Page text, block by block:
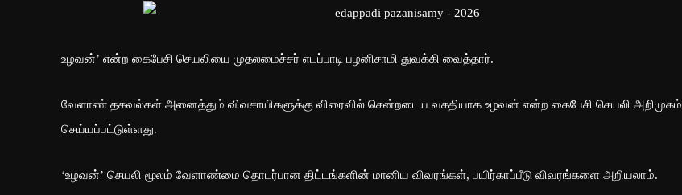
உழவன்’ என்ற கைபேசி செயலியை முதலமைச்சர் எடப்பாடி பழனிசாமி துவக்கி வைத்தார்.
வேளாண் தகவல்கள் அனைத்தும் விவசாயிகளுக்கு விரைவில் சென்றடைய வசதியாக உழவன் என்ற கைபேசி செயலி அறிமுகம்
செய்யப்பட்டுள்ளது.
‘உழவன்’ செயலி மூலம் வேளாண்மை தொடர்பான திட்டங்களின் மானிய விவரங்கள், பயிர்காப்பீடு விவரங்களை அறியலாம்.